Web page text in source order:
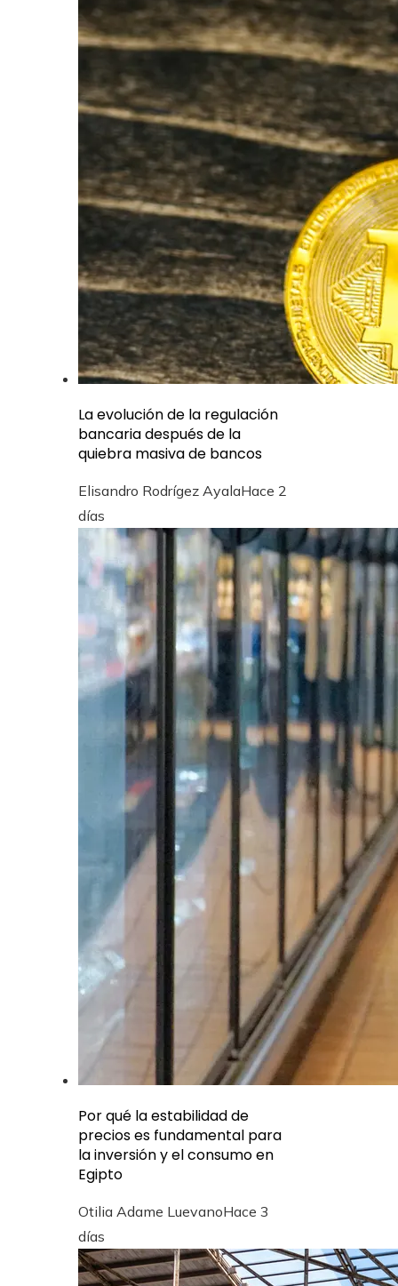
La evolución de la regulación
bancaria después de la
quiebra masiva de bancos
Elisandro Rodrígez AyalaHace 2
días
Por qué la estabilidad de
precios es fundamental para
la inversión y el consumo en
Egipto
Otilia Adame LuevanoHace 3
días